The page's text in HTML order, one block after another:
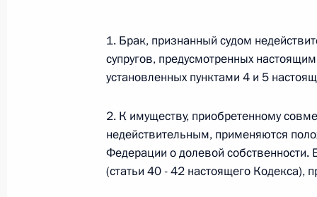
правонарушениях
Федеральный закон от
О ратификации Соглашения между
1. Брак, признанный судом
супругов, предусмотренных
установленных пунктами 4 и 5
2. К имуществу, приобретенному
недействительным, применяются
Федерации о долевой
(статьи 40 - 42 настоящего Кодекса),